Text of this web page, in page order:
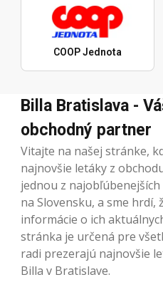
COOP Jednota
Billa Bratislava -
obchodný partner
Vitajte na našej stránke,
najnovšie letáky z
jednou z
na Slovensku, a sme hrdí,
informácie o ich
stránka je určená pre
radi prezerajú najnovšie
Billa v Bratislave.